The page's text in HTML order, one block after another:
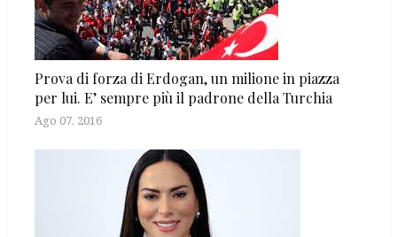
Prova di forza di Erdogan, un milione in piazza
per lui. E’ sempre più il padrone della Turchia
Ago 07, 2016